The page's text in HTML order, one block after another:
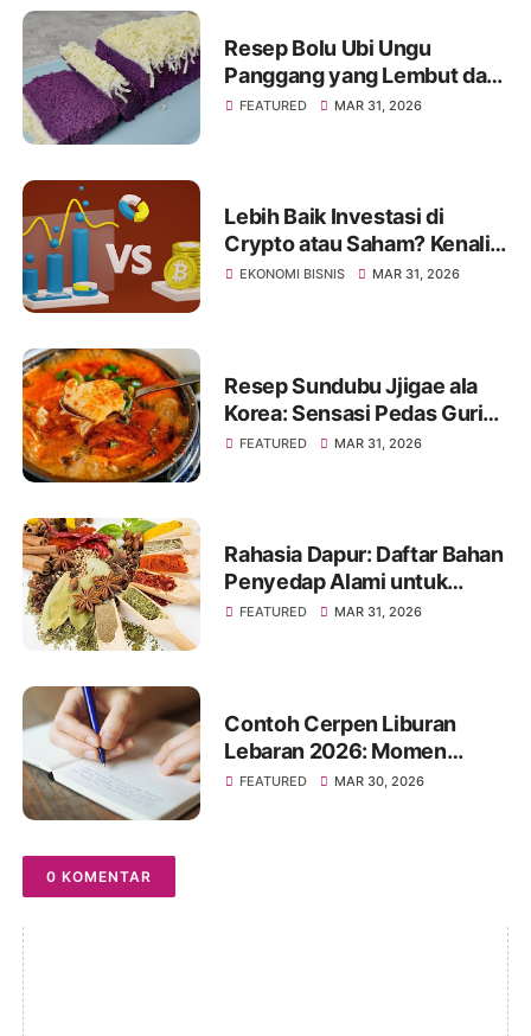
Resep Bolu Ubi Ungu
Panggang yang Lembut dan
Mengembang Sempurna
FEATURED MAR 31, 2026
Lebih Baik Investasi di
Crypto atau Saham? Kenali
Jenis Risikonya Juga
EKONOMI BISNIS MAR 31, 2026
Resep Sundubu Jjigae ala
Korea: Sensasi Pedas Gurih
yang Menghangatkan Tubuh
FEATURED MAR 31, 2026
Rahasia Dapur: Daftar Bahan
Penyedap Alami untuk
Masakan Jadi Lebih Enak
FEATURED MAR 31, 2026
Contoh Cerpen Liburan
Lebaran 2026: Momen
Hangat Penuh Kenangan
FEATURED MAR 30, 2026
0 KOMENTAR